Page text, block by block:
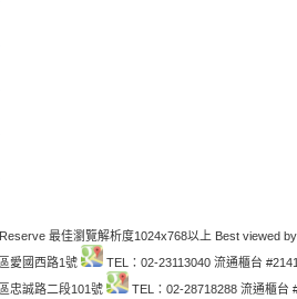
最佳瀏覽解析度1024x768以上 Best viewed
愛國西路1號
TEL：02-23113040 流通櫃台
忠誠路二段101號
TEL：02-28718288 流通櫃台